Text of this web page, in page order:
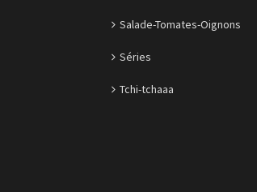
Salade-Tomates-Oignons
Séries
Tchi-tchaaa